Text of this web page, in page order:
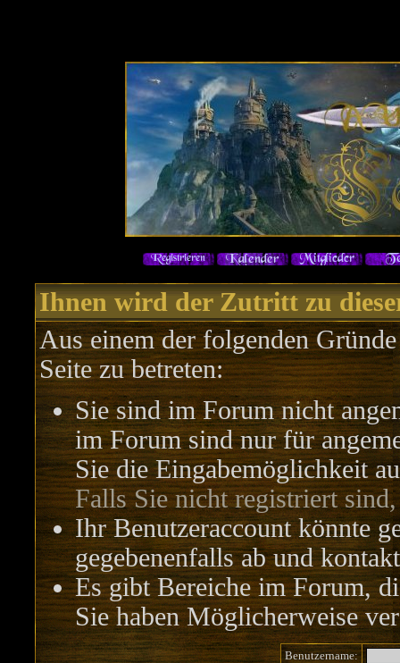
Ihnen wird der Zutritt zu
Aus einem der folgenden
Seite zu betreten:
Sie sind im Forum nicht
im Forum sind nur für
Sie die Eingabemöglichkeit
Falls Sie nicht registriert
Ihr Benutzeraccount könnte
gegebenenfalls ab und
Es gibt Bereiche im Forum,
Sie haben Möglicherweise
Benutzername: